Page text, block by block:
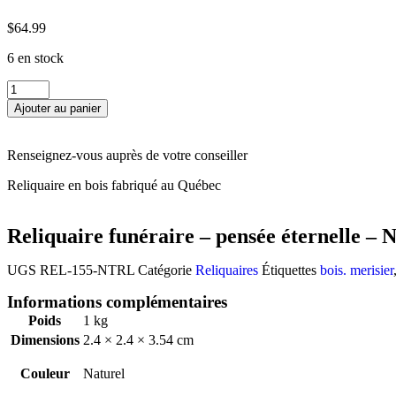
$64.99
6 en stock
Ajouter au panier
Renseignez-vous auprès de votre conseiller
Reliquaire en bois fabriqué au Québec
Reliquaire funéraire – pensée éternelle –
UGS REL-155-NTRL Catégorie Reliquaires Étiquettes bois. merisier
Informations complémentaires
Poids
1 kg
Dimensions 2.4 × 2.4 × 3.54 cm
Couleur Naturel